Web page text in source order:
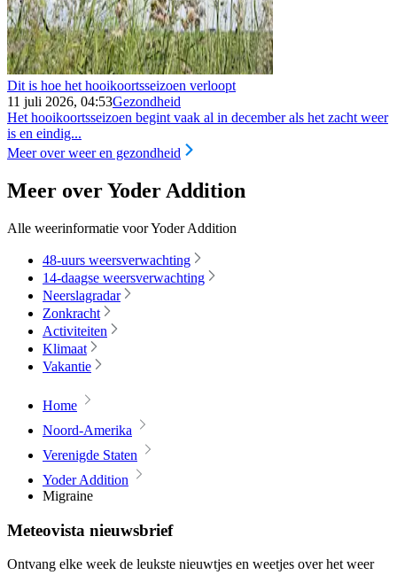
Dit is hoe het hooikoortsseizoen verloopt
11 juli 2026, 04:53Gezondheid
Het hooikoortsseizoen begint vaak al in december als het zacht weer
is en eindig...
Meer over weer en gezondheid
Meer over Yoder Addition
Alle weerinformatie voor Yoder Addition
48-uurs weersverwachting
14-daagse weersverwachting
Neerslagradar
Zonkracht
Activiteiten
Klimaat
Vakantie
Home
Noord-Amerika
Verenigde Staten
Yoder Addition
Migraine
Meteovista nieuwsbrief
Ontvang elke week de leukste nieuwtjes en weetjes over het weer